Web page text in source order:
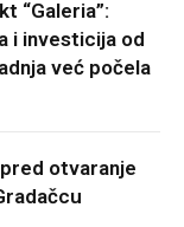
“Galeria”:
i investicija od
već počela
otvaranje